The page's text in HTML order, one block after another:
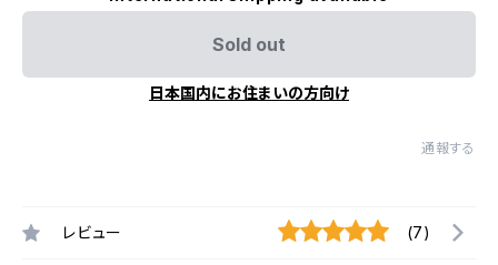
Sold out
日本国内にお住まいの方向け
通報する
レビュー (7)